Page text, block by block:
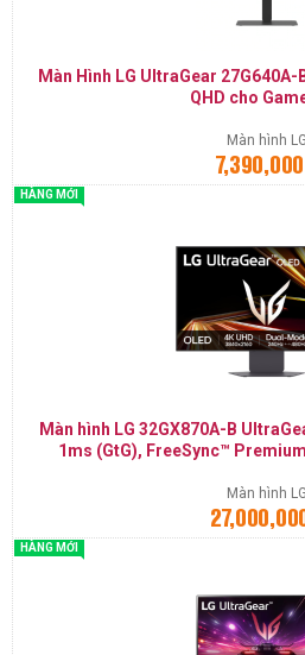
Màn Hình LG UltraGear 27G640A-
QHD cho
Màn hình LG
HÀNG MỚI
Màn hình LG 32GX870A-B
1ms (GtG), FreeSync™
Màn hình LG
HÀNG MỚI